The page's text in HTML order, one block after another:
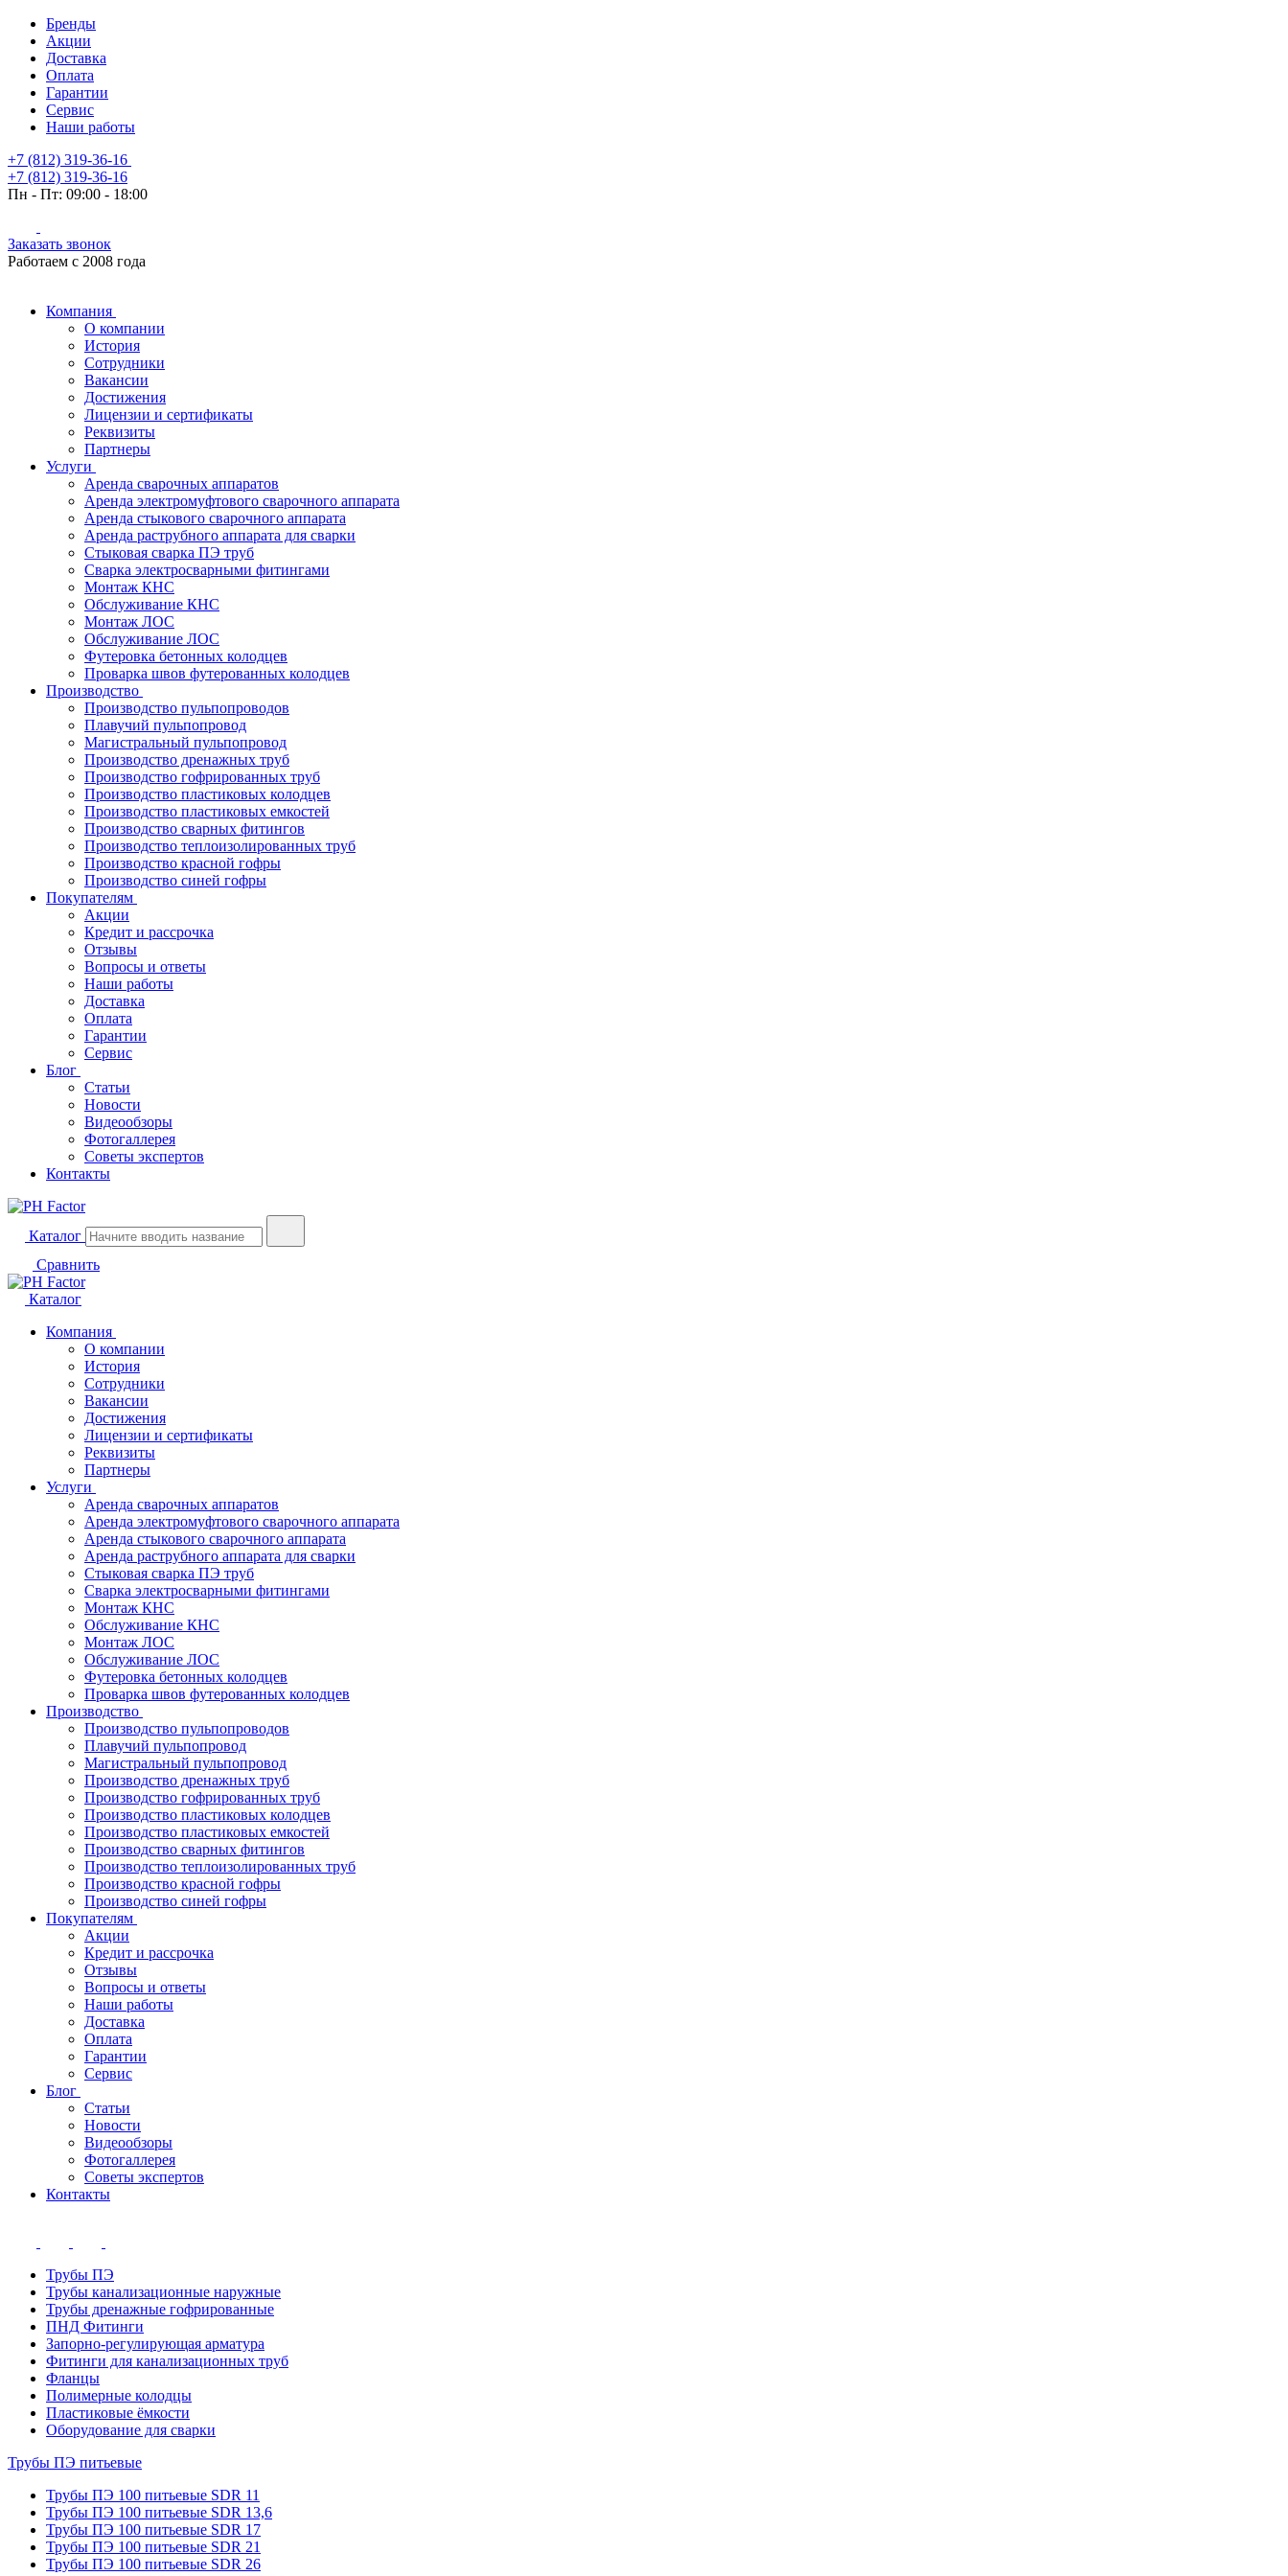
Бренды
Акции
Доставка
Оплата
Гарантии
Сервис
Наши работы
+7 (812) 319-36-16
+7 (812) 319-36-16
Пн - Пт: 09:00 - 18:00
Заказать звонок
Работаем с 2008 года
Компания
О компании
История
Сотрудники
Вакансии
Достижения
Лицензии и сертификаты
Реквизиты
Партнеры
Услуги
Аренда сварочных аппаратов
Аренда электромуфтового сварочного аппарата
Аренда стыкового сварочного аппарата
Аренда раструбного аппарата для сварки
Стыковая сварка ПЭ труб
Сварка электросварными фитингами
Монтаж КНС
Обслуживание КНС
Монтаж ЛОС
Обслуживание ЛОС
Футеровка бетонных колодцев
Проварка швов футерованных колодцев
Производство
Производство пульпопроводов
Плавучий пульпопровод
Магистральный пульпопровод
Производство дренажных труб
Производство гофрированных труб
Производство пластиковых колодцев
Производство пластиковых емкостей
Производство сварных фитингов
Производство теплоизолированных труб
Производство красной гофры
Производство синей гофры
Покупателям
Акции
Кредит и рассрочка
Отзывы
Вопросы и ответы
Наши работы
Доставка
Оплата
Гарантии
Сервис
Блог
Статьи
Новости
Видеообзоры
Фотогаллерея
Советы экспертов
Контакты
Каталог
Сравнить
Каталог
Компания
О компании
История
Сотрудники
Вакансии
Достижения
Лицензии и сертификаты
Реквизиты
Партнеры
Услуги
Аренда сварочных аппаратов
Аренда электромуфтового сварочного аппарата
Аренда стыкового сварочного аппарата
Аренда раструбного аппарата для сварки
Стыковая сварка ПЭ труб
Сварка электросварными фитингами
Монтаж КНС
Обслуживание КНС
Монтаж ЛОС
Обслуживание ЛОС
Футеровка бетонных колодцев
Проварка швов футерованных колодцев
Производство
Производство пульпопроводов
Плавучий пульпопровод
Магистральный пульпопровод
Производство дренажных труб
Производство гофрированных труб
Производство пластиковых колодцев
Производство пластиковых емкостей
Производство сварных фитингов
Производство теплоизолированных труб
Производство красной гофры
Производство синей гофры
Покупателям
Акции
Кредит и рассрочка
Отзывы
Вопросы и ответы
Наши работы
Доставка
Оплата
Гарантии
Сервис
Блог
Статьи
Новости
Видеообзоры
Фотогаллерея
Советы экспертов
Контакты
Трубы ПЭ
Трубы канализационные наружные
Трубы дренажные гофрированные
ПНД Фитинги
Запорно-регулирующая арматура
Фитинги для канализационных труб
Фланцы
Полимерные колодцы
Пластиковые ёмкости
Оборудование для сварки
Трубы ПЭ питьевые
Трубы ПЭ 100 питьевые SDR 11
Трубы ПЭ 100 питьевые SDR 13,6
Трубы ПЭ 100 питьевые SDR 17
Трубы ПЭ 100 питьевые SDR 21
Трубы ПЭ 100 питьевые SDR 26